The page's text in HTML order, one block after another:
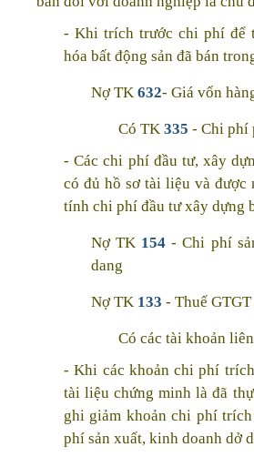
- Khi trích trước chi phí để
hóa bất động sản đã bán
Nợ TK 632- Giá vốn
Có TK 335 - Chi phí
- Các chi phí đầu tư, xây
có đủ hồ sơ tài liệu và được
tính chi phí đầu tư xây dựng
Nợ TK 154 - Chi phí
dang
Nợ TK 133 - Thuế
Có các tài khoản
- Khi các khoản chi phí
tài liệu chứng minh là đã
ghi giảm khoản chi phí
phí sản xuất, kinh doanh dở